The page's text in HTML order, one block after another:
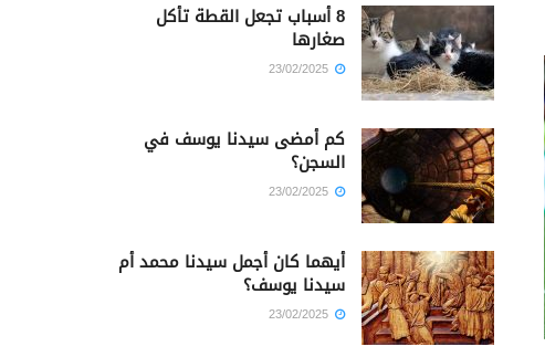
8 أسباب تجعل القطة تأكل
صغارها
كم أمضى سيدنا يوسف في
السجن؟
أيهما كان أجمل سيدنا محمد أم
سيدنا يوسف؟